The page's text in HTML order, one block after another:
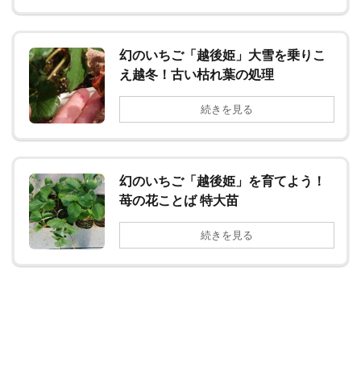
幻のいちご「越後姫」大雪を乗りこ
え越冬！古い枯れ葉の処理
続きを見る
幻のいちご「越後姫」を育てよう！
苺の花ことば 特大苗
続きを見る